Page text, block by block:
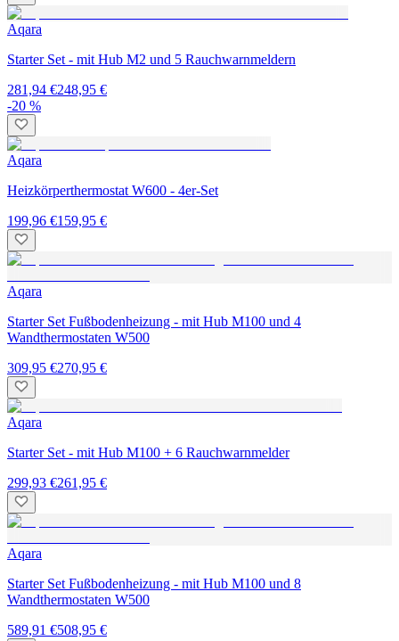
Aqara
Starter Set - mit Hub M2 und 5 Rauchwarnmeldern
281,94 €248,95 €
-20 %
Aqara
Heizkörperthermostat W600 - 4er-Set
199,96 €159,95 €
Aqara
Starter Set Fußbodenheizung - mit Hub M100 und 4
Wandthermostaten W500
309,95 €270,95 €
Aqara
Starter Set - mit Hub M100 + 6 Rauchwarnmelder
299,93 €261,95 €
Aqara
Starter Set Fußbodenheizung - mit Hub M100 und 8
Wandthermostaten W500
589,91 €508,95 €